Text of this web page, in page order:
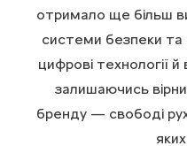
отримало ще більш
системи безпеки та
цифрові технології
залишаючись
бренду — свободі